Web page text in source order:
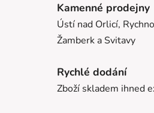
Kamenné prodejny
Ústí nad Orlicí,
Žamberk a Svitavy
Rychlé dodání
Zboží skladem ihned